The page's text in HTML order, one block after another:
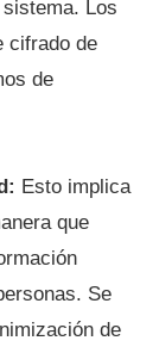
Los
cifrado de
de
Esto implica
que
Se
de